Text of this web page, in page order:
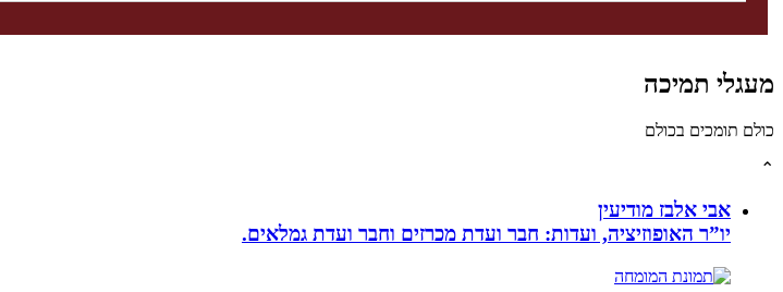
מעגלי תמיכה
כולם תומכים בכולם
⌃
אבי אלבז מודיעין
יו”ר האופוזיציה, ועדות: חבר ועדת מכרזים וחבר ועדת גמלאים.